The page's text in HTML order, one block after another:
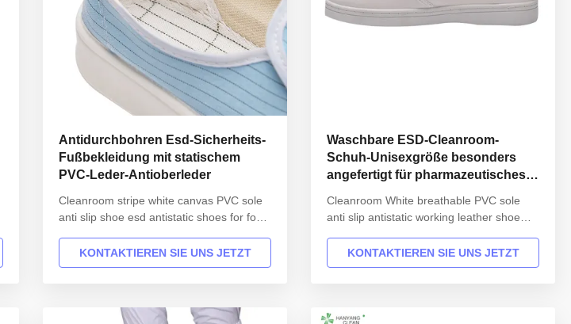
Antidurchbohren Esd-Sicherheits-
Fußbekleidung mit statischem
PVC-Leder-Antioberleder
Cleanroom stripe white canvas PVC sole
anti slip shoe esd antistatic shoes for food
INFORMATION Model No.: H-3506
Design: Unisex Sole: anti static PVC Heat-
46,48,50(EU); 5-11.5(US)...
KONTAKTIEREN SIE UNS JETZT
Waschbare ESD-Cleanroom-
Schuh-Unisexgröße besonders
angefertigt für pharmazeutisches
Cleanroom White breathable PVC sole
anti slip antistatic working leather shoe
INFORMATION Model No.: H-3505
Design: Unisex Sole: anti static PVC Heat-
46,48,50(EU); 5-11.5(US)...
KONTAKTIEREN SIE UNS JETZT